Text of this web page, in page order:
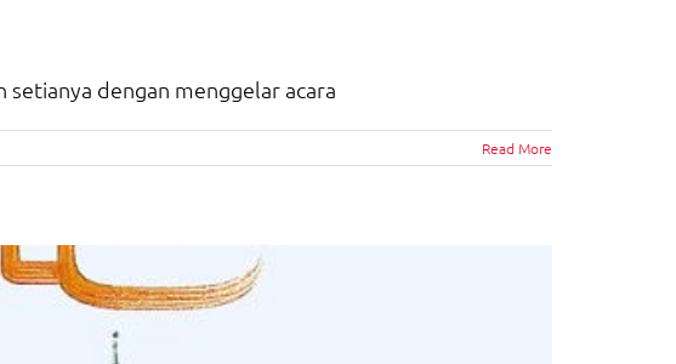
dengan menggelar acara
Read More